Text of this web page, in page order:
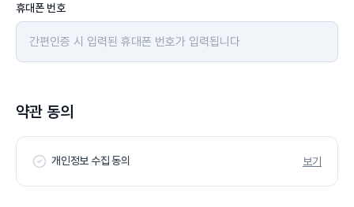
휴대폰 번호
약관 동의
개인정보 수집 동의 보기